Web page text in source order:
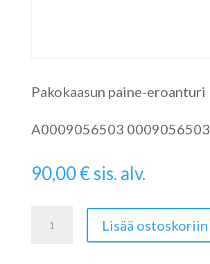
Pakokaasun paine-eroanturi
A0009056503 0009056503
90,00€sis. alv.
eroanturi
Lisää ostoskoriin